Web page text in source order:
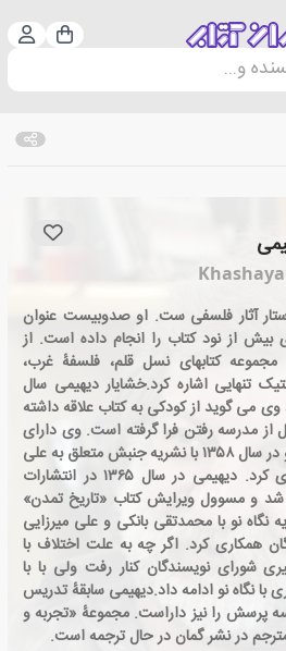
سبد
و...
آثار فلسفی ست. او صدوبیست عنوان
بیش از نود کتاب را انجام داده است. از
کتابهای نسل قلم، فلسفهٔ غرب،
تنهایی اشاره کرد.خشایار دیهیمی سال
خود وی می گوید از کودکی به کتاب علاقه داشته
از مدرسه رفتن فرا گرفته است. وی دارای
مدرک مهندسی شیمی است.او در سال ۱۳۵۸ با نشریه جنبش متعلق به علی
اصغر حاج سیدجوادی همکاری کرد. دیهیمی در سال ۱۳۶۵ در انتشارات
شد و مسوول ویرایش کتاب «تاریخ تمدن»
نگاه نو با محمدتقی بانکی و علی میرزایی
همکاری کرد. اگر چه به علت اختلاف با
از دبیری شورای نویسندگان کنار رفت ولی با با
نگاه نو ادامه داد.دیهیمی سابقهٔ تدریس
پرسش را نیز داراست. مجموعهٔ «تجربه و
در نشر گمان در حال ترجمه است.